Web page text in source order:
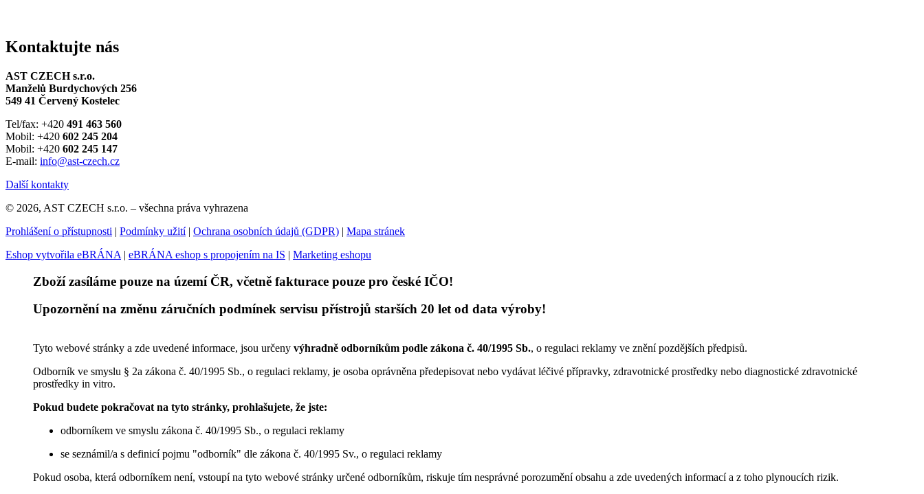
Kontaktujte nás
AST CZECH s.r.o.
Manželů Burdychových 256
549 41 Červený Kostelec
Tel/fax: +420 491 463 560
Mobil: +420 602 245 204
Mobil: +420 602 245 147
E-mail: info@ast-czech.cz
Další kontakty
© 2026, AST CZECH s.r.o. – všechna práva vyhrazena
Prohlášení o přístupnosti | Podmínky užití| Ochrana osobních údajů (GDPR) | Mapa stránek
Eshop vytvořila eBRÁNA | eBRÁNA eshop s propojením na IS | Marketing eshopu
Zboží zasíláme pouze na území ČR, včetně fakturace pouze pro české IČO!
Upozornění na změnu záručních podmínek servisu přístrojů starších 20 let od data výroby!
Tyto webové stránky a zde uvedené informace, jsou určeny výhradně odborníkům podle zákona č. 40/1995 Sb., o regulaci reklamy ve znění pozdějších předpisů.
Odborník ve smyslu § 2a zákona č. 40/1995 Sb., o regulaci reklamy, je osoba oprávněna předepisovat nebo vydávat léčivé přípravky, zdravotnické prostředky nebo diagnostické zdravotnické
prostředky in vitro.
Pokud budete pokračovat na tyto stránky, prohlašujete, že jste:
odborníkem ve smyslu zákona č. 40/1995 Sb., o regulaci reklamy
se seznámil/a s definicí pojmu "odborník" dle zákona č. 40/1995 Sv., o regulaci reklamy
Pokud osoba, která odborníkem není, vstoupí na tyto webové stránky určené odborníkům, riskuje tím nesprávné porozumění obsahu a zde uvedených informací a z toho plynoucích rizik.